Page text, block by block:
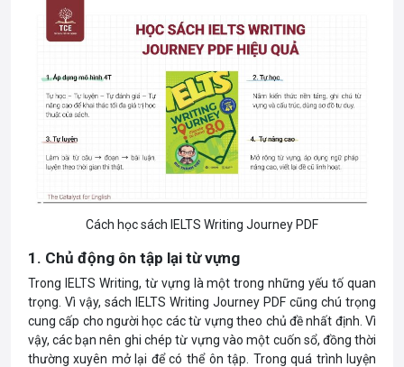
Cách học sách IELTS Writing Journey PDF
1. Chủ động ôn tập lại từ vựng
Trong IELTS Writing, từ vựng là một trong những yếu tố quan
trọng. Vì vậy, sách IELTS Writing Journey PDF cũng chú trọng
cung cấp cho người học các từ vựng theo chủ đề nhất định. Vì
vậy, các bạn nên ghi chép từ vựng vào một cuốn sổ, đồng thời
thường xuyên mở lại để có thể ôn tập. Trong quá trình luyện